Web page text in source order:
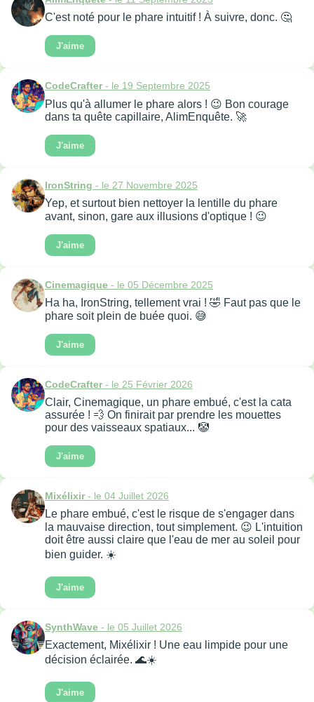
C'est noté pour le phare intuitif ! À suivre, donc. 🤔
J'aime
CodeCrafter- le 19 Septembre 2025
Plus qu'à allumer le phare alors ! 😉 Bon courage
dans ta quête capillaire, AlimEnquête. 🚀
J'aime
IronString - le 27 Novembre 2025
Yep, et surtout bien nettoyer la lentille du phare
avant, sinon, gare aux illusions d'optique ! 😉
J'aime
Cinemagique - le 05 Décembre 2025
Ha ha, IronString, tellement vrai ! 🤣 Faut pas que le
phare soit plein de buée quoi. 😅
J'aime
CodeCrafter- le 25 Février 2026
Clair, Cinemagique, un phare embué, c'est la cata
assurée ! 💨 On finirait par prendre les mouettes
pour des vaisseaux spatiaux... 🤡
J'aime
Mixélixir- le 04 Juillet 2026
Le phare embué, c'est le risque de s'engager dans
la mauvaise direction, tout simplement. 😉 L'intuition
doit être aussi claire que l'eau de mer au soleil pour
bien guider. ☀️
J'aime
SynthWave - le 05 Juillet 2026
Exactement, Mixélixir ! Une eau limpide pour une
décision éclairée. 🌊☀️
J'aime